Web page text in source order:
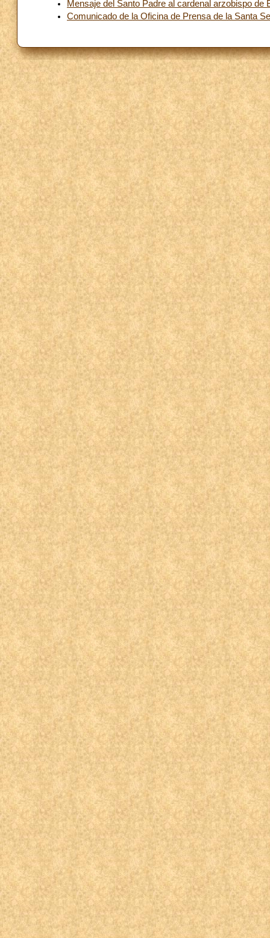
Mensaje del Santo Padre al cardenal arzobispo
Comunicado de la Oficina de Prensa de la Santa